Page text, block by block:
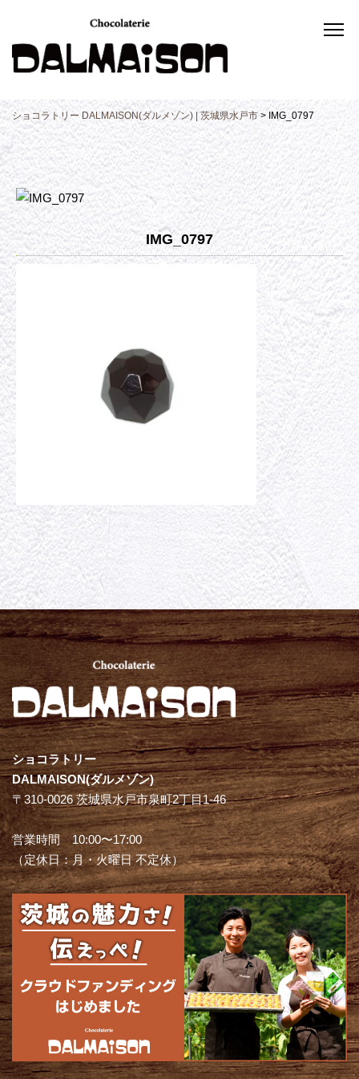
ショコラトリー DALMAISON(ダルメゾン) | 茨城県水戸市> IMG_0797
IMG_0797
ショコラトリー
DALMAISON(ダルメゾン)
〒310-0026 茨城県水戸市泉町2丁目1-46
営業時間 10:00〜17:00
（定休日：月・火曜日 不定休）